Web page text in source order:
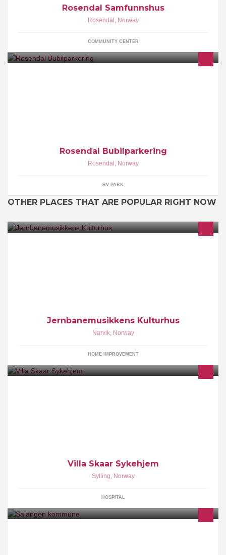
Rosendal Samfunnshus
Rosendal , Norway
COMMUNITY CENTER
Rosendal Bubilparkering
Rosendal , Norway
RV PARK
OTHER PLACES THAT ARE POPULAR RIGHT NOW
Jernbanemusikkens Kulturhus
Narvik, Norway
HOME IMPROVEMENT
Villa Skaar Sykehjem
Sylling, Norway
HOSPITAL